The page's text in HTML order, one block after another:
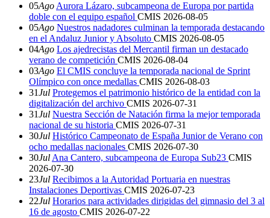
05Ago Aurora Lázaro, subcampeona de Europa por partida
doble con el equipo español CMIS 2026-08-05
05Ago Nuestros nadadores culminan la temporada destacando
en el Andaluz Junior y Absoluto CMIS 2026-08-05
04Ago Los ajedrecistas del Mercantil firman un destacado
verano de competición CMIS 2026-08-04
03Ago El CMIS concluye la temporada nacional de Sprint
Olímpico con once medallas CMIS 2026-08-03
31Jul Protegemos el patrimonio histórico de la entidad con la
digitalización del archivo CMIS 2026-07-31
31Jul Nuestra Sección de Natación firma la mejor temporada
nacional de su historia CMIS 2026-07-31
30Jul Histórico Campeonato de España Junior de Verano con
ocho medallas nacionales CMIS 2026-07-30
30Jul Ana Cantero, subcampeona de Europa Sub23 CMIS
2026-07-30
23Jul Recibimos a la Autoridad Portuaria en nuestras
Instalaciones Deportivas CMIS 2026-07-23
22Jul Horarios para actividades dirigidas del gimnasio del 3 al
16 de agosto CMIS 2026-07-22